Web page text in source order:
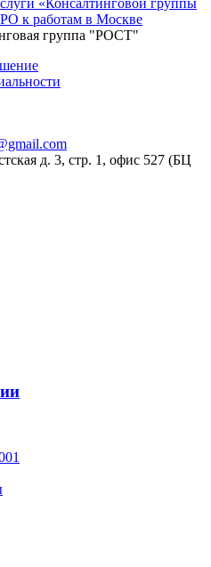
группа "РОСТ"
д. 3, стр. 1, офис 527 (БЦ